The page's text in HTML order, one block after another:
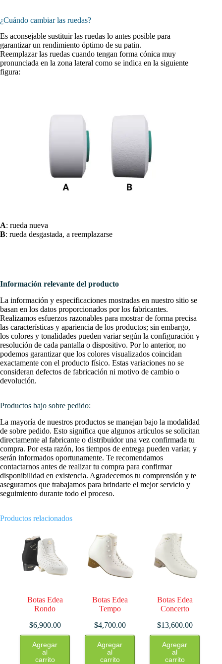
¿Cuándo cambiar las ruedas?
Es aconsejable sustituir las ruedas lo antes posible para
garantizar un rendimiento óptimo de su patin.
Reemplazar las ruedas cuando tengan forma cónica muy
pronunciada en la zona lateral como se indica en la siguiente
figura:
A: rueda nueva
B: rueda desgastada, a reemplazarse
Información relevante del producto
La información y especificaciones mostradas en nuestro sitio se
basan en los datos proporcionados por los fabricantes.
Realizamos esfuerzos razonables para mostrar de forma precisa
las características y apariencia de los productos; sin embargo,
los colores y tonalidades pueden variar según la configuración y
resolución de cada pantalla o dispositivo. Por lo anterior, no
podemos garantizar que los colores visualizados coincidan
exactamente con el producto físico. Estas variaciones no se
consideran defectos de fabricación ni motivo de cambio o
devolución.
Productos bajo sobre pedido:
La mayoría de nuestros productos se manejan bajo la modalidad
de sobre pedido. Esto significa que algunos artículos se solicitan
directamente al fabricante o distribuidor una vez confirmada tu
compra. Por esta razón, los tiempos de entrega pueden variar, y
serán informados oportunamente. Te recomendamos
contactarnos antes de realizar tu compra para confirmar
disponibilidad en existencia. Agradecemos tu comprensión y te
aseguramos que trabajamos para brindarte el mejor servicio y
seguimiento durante todo el proceso.
Productos relacionados
Botas Edea
Rondo
$6,900.00
Agregar
al
carrito
Este
producto
tiene
Botas Edea
Tempo
$4,700.00
Agregar
al
carrito
Este
producto
tiene
Botas Edea
Concerto
$13,600.00
Agregar
al
carrito
Este
producto
tiene